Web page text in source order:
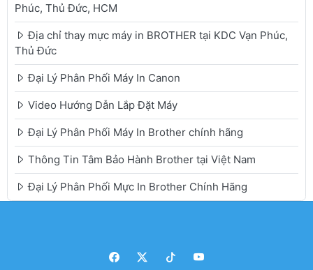
Phúc, Thủ Đức, HCM
Địa chỉ thay mực máy in BROTHER tại KDC Vạn Phúc,
Thủ Đức
Đại Lý Phân Phối Máy In Canon
Video Hướng Dẫn Lắp Đặt Máy
Đại Lý Phân Phối Máy In Brother chính hãng
Thông Tin Tâm Bảo Hành Brother tại Việt Nam
Đại Lý Phân Phối Mực In Brother Chính Hãng